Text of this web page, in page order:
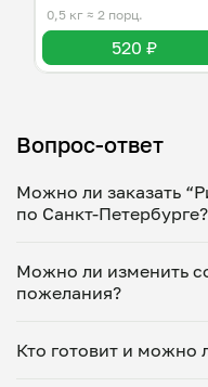
0,5 кг ≈ 2 порц.
520 ₽
Вопрос-ответ
Можно ли заказать
по Санкт-Петербурге?
Укажите удобное
домашнее блюдо в
минут. Статус заказа
кабинете, а с
Можно ли изменить
пожелания?
ваши предпочтения:
Кто готовит и можно